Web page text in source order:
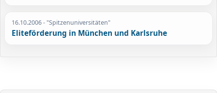
16.10.2006- "Spitzenuniversitäten"
Eliteförderung in München und Karlsruhe